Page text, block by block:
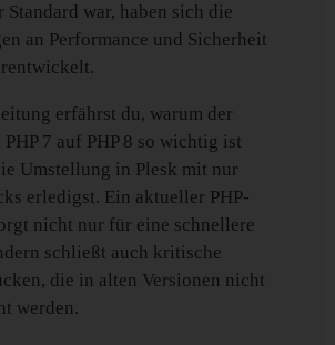
Standard war, haben sich die
an Performance und Sicherheit
erfährst du, warum der
7 auf PHP 8 so wichtig ist
Umstellung in Plesk mit nur
erledigst. Ein aktueller PHP-
nicht nur für eine schnellere
schließt auch kritische
die in alten Versionen nicht
werden.